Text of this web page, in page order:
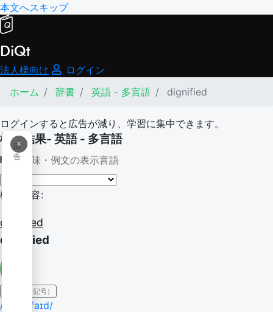
本文へスキップ
DiQt
法人様向け
ログイン
ホーム
辞書 英語 - 多言語 dignified
ログインすると広告が減り、学習に集中できます。
×
広
告
検索結果- 英語 - 多言語
意味・例文の表示言語
検索内容:
dignified
dignified
IPA（発音記号）
/ˈdɪɡnɪfaɪd/